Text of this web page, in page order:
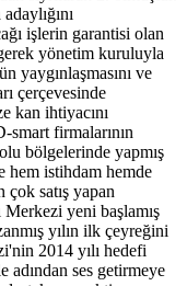
işlerin garantisi olan
yönetim kuruluyla
yaygınlaşmasını ve
çerçevesinde
kan ihtiyacını
firmalarının
bölgelerinde yapmış
hem istihdam hemde
çok satış yapan
yeni başlamış
yılın ilk çeyreğini
2014 yılı hedefi
adından ses getirmeye